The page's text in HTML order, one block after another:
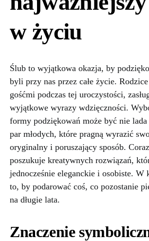
w życiu
Ślub to wyjątkowa okazja, by
byli przy nas przez całe życie.
gośćmi podczas tej uroczystości,
wyjątkowe wyrazy wdzięczności.
formy podziękowań może być nie
par młodych, które pragną wyrazić
oryginalny i poruszający sposób.
poszukuje kreatywnych rozwiązań,
jednocześnie eleganckie i osobiste. W
to, by podarować coś, co pozostanie
na długie lata.
Znaczenie